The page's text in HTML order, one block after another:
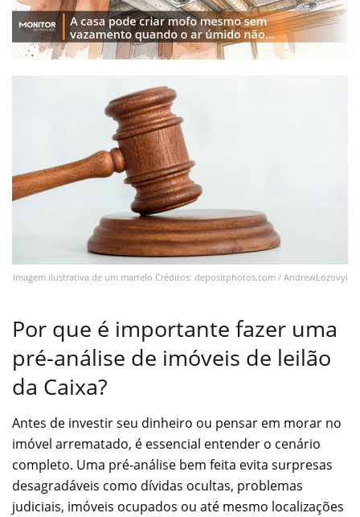
Imagem ilustrativa de um martelo Créditos: depositphotos.com / AndrewLozovyi
Por que é importante fazer uma
pré-análise de imóveis de leilão
da Caixa?
Antes de investir seu dinheiro ou pensar em morar no
imóvel arrematado, é essencial entender o cenário
completo. Uma pré-análise bem feita evita surpresas
desagradáveis como dívidas ocultas, problemas
judiciais, imóveis ocupados ou até mesmo localizações